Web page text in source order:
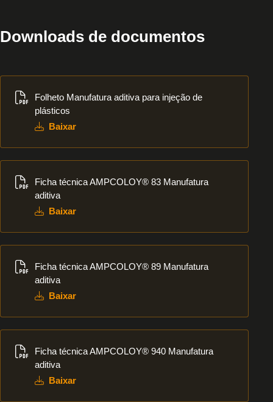
Downloads de documentos
Folheto Manufatura aditiva para injeção de
plásticos
Baixar
Ficha técnica AMPCOLOY® 83 Manufatura
aditiva
Baixar
Ficha técnica AMPCOLOY® 89 Manufatura
aditiva
Baixar
Ficha técnica AMPCOLOY® 940 Manufatura
aditiva
Baixar